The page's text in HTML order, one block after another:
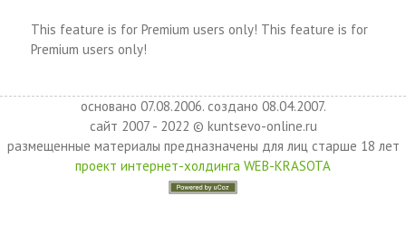
This feature is for Premium users only! This feature is for
Premium users only!
основано 07.08.2006. создано 08.04.2007.
сайт 2007 - 2022 © kuntsevo-online.ru
размещенные материалы предназначены для лиц старше 18 лет
проект интернет-холдинга WEB-KRASOTA